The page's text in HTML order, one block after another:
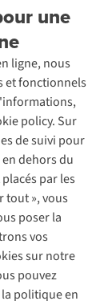
une
ligne, nous
et fonctionnels
policy. Sur
de suivi pour
dehors du
par les
tout », vous
poser la
vos
sur notre
pouvez
politique en